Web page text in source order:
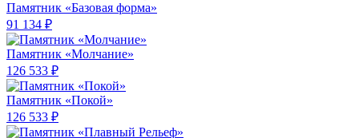
Памятник «Базовая форма»
91 134 ₽
Памятник «Молчание»
126 533 ₽
Памятник «Покой»
126 533 ₽